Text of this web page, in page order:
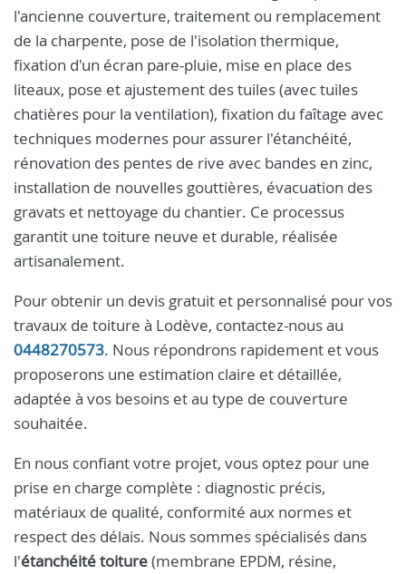
l'ancienne couverture, traitement ou remplacement
de la charpente, pose de l'isolation thermique,
fixation d'un écran pare-pluie, mise en place des
liteaux, pose et ajustement des tuiles (avec tuiles
chatières pour la ventilation), fixation du faîtage avec
techniques modernes pour assurer l'étanchéité,
rénovation des pentes de rive avec bandes en zinc,
installation de nouvelles gouttières, évacuation des
gravats et nettoyage du chantier. Ce processus
garantit une toiture neuve et durable, réalisée
artisanalement.
Pour obtenir un devis gratuit et personnalisé pour vos
travaux de toiture à Lodève, contactez-nous au
0448270573. Nous répondrons rapidement et vous
proposerons une estimation claire et détaillée,
adaptée à vos besoins et au type de couverture
souhaitée.
En nous confiant votre projet, vous optez pour une
prise en charge complète : diagnostic précis,
matériaux de qualité, conformité aux normes et
respect des délais. Nous sommes spécialisés dans
l'étanchéité toiture(membrane EPDM, résine,